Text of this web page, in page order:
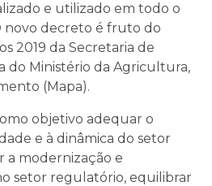
e utilizado em todo o
novo decreto é fruto do
2019 da Secretaria de
do Ministério da Agricultura,
(Mapa).
objetivo adequar o
e à dinâmica do setor
a modernização e
setor regulatório, equilibrar